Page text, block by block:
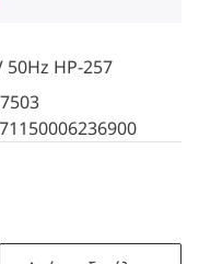
50Hz HP-257